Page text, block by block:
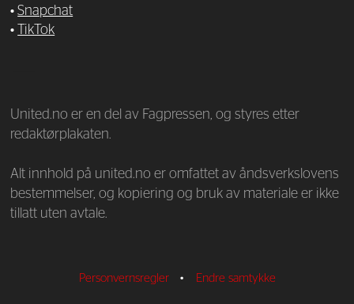
•Snapchat
•
TikTok
United.no er en del av Fagpressen, og styres etter
redaktørplakaten.
Alt innhold på united.no er omfattet av åndsverkslovens
bestemmelser, og kopiering og bruk av materiale er ikke
tillatt uten avtale.
Personvernsregler • Endre samtykke